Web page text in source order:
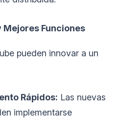
Mejores Funciones
pueden innovar a un
Rápidos: Las nuevas
implementarse